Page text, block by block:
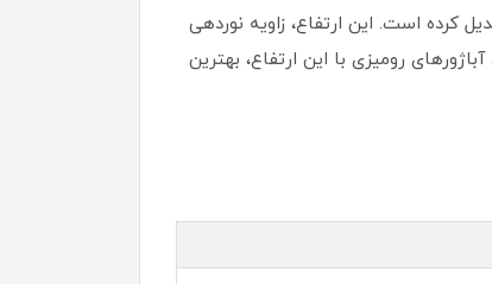
کرده است. این ارتفاع، زاویه نوردهی
رومیزی با این ارتفاع، بهترین